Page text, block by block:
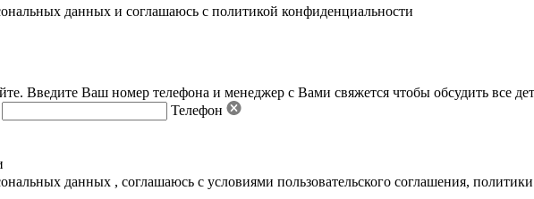
данных и соглашаюсь с политикой конфиденциальности
Введите Ваш номер телефона и менеджер с Вами свяжется чтобы обсудить все
Телефон
данных , соглашаюсь с условиями пользовательского соглашения,